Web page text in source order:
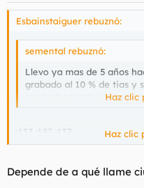
Esbainstaiguer rebuznó:
semental rebuznó:
Llevo ya mas de 5 años
grabado al 10 % de tias y
me las he tirado enHaz clic
:137 :137 :137
lo de follar claro.
Haz clic
Depende de a qué llame